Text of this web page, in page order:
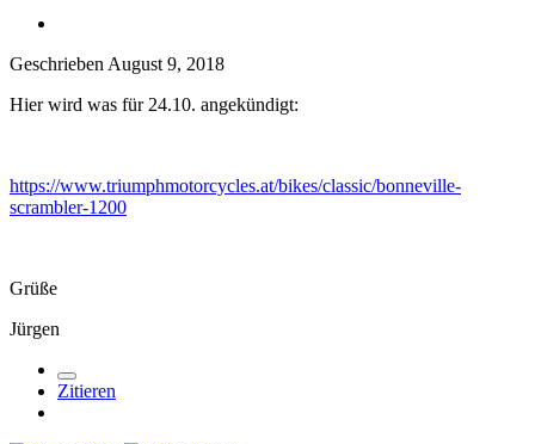
Geschrieben August 9, 2018
Hier wird was für 24.10. angekündigt:
https://www.triumphmotorcycles.at/bikes/classic/bonneville-
scrambler-1200
Grüße
Jürgen
Zitieren